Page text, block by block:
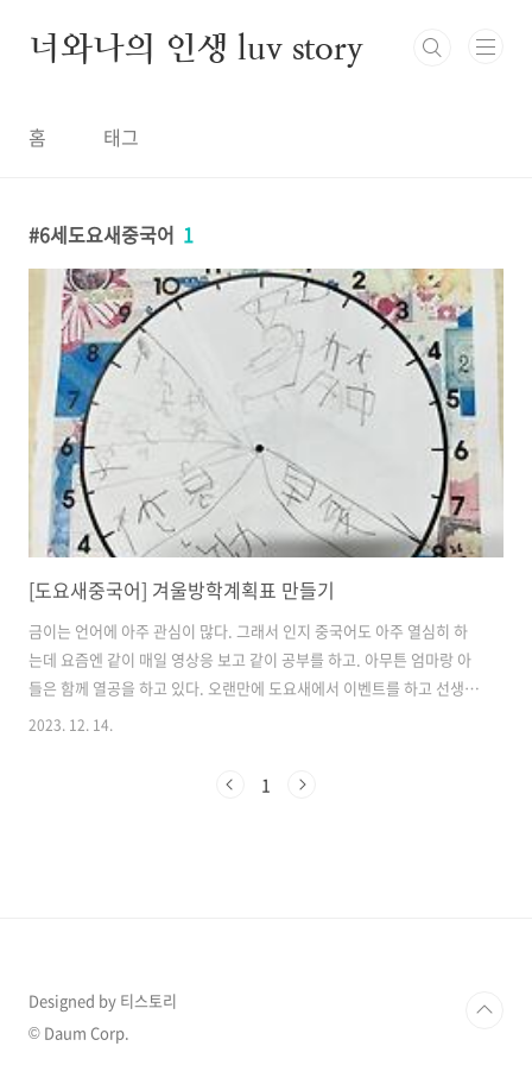
너와나의 인생 luv story
홈 태그
6세도요새중국어 1
[도요새중국어] 겨울방학계획표 만들기
금이는 언어에 아주 관심이 많다. 그래서 인지 중국어도 아주 열심히 하
는데 요즘엔 같이 매일 영상응 보고 같이 공부를 하고. 아무튼 엄마랑 아
들은 함께 열공을 하고 있다. 오랜만에 도요새에서 이벤트를 하고 선생님
께서도 적극적으로 알려주셔서 함께 만들어 보았다. 다 만들고 나서 얼마
~~~~ 아직은 한문을 그리는 수준이지만 선샌님과 화상으로 만나 이야기
2023. 12. 14.
1
Designed by 티스토리
© Daum Corp.